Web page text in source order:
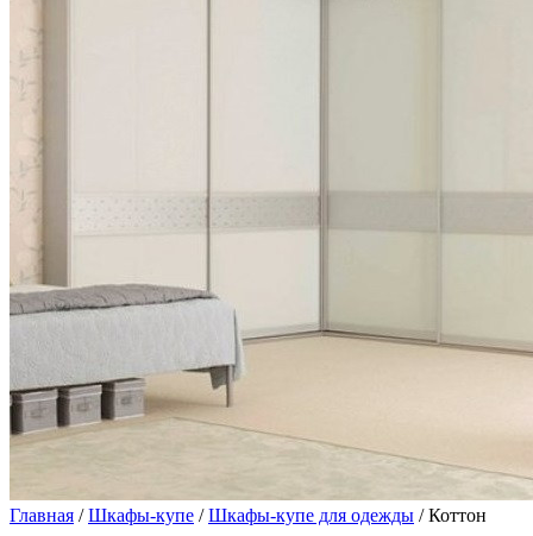
Главная /Шкафы-купе /Шкафы-купе для одежды / Коттон